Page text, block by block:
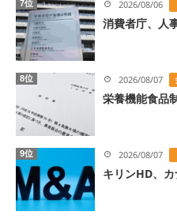
7位 2026/08/06
消費者庁、人
8位 2026/08/07
栄養機能食品
9位 2026/08/07
キリンHD、